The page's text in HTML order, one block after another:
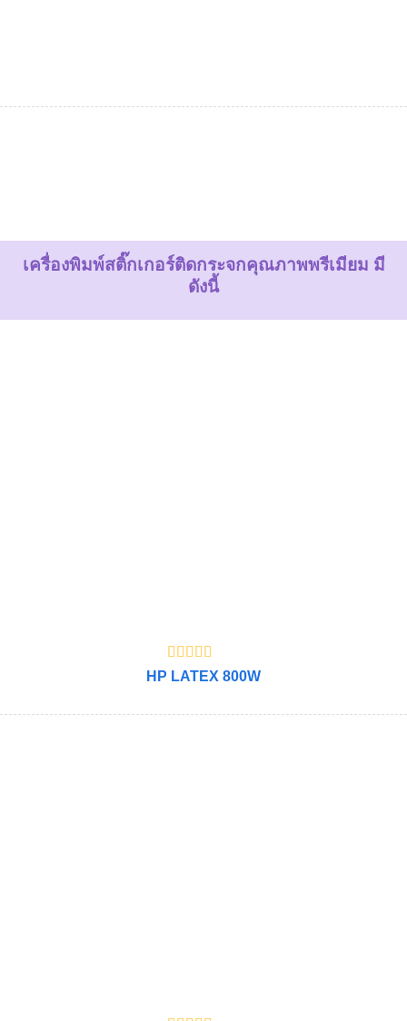
เครื่องพิมพ์สติ๊กเกอร์ติดกระจกคุณภาพพรีเมียม มี
ดังนี้
HP LATEX 800W